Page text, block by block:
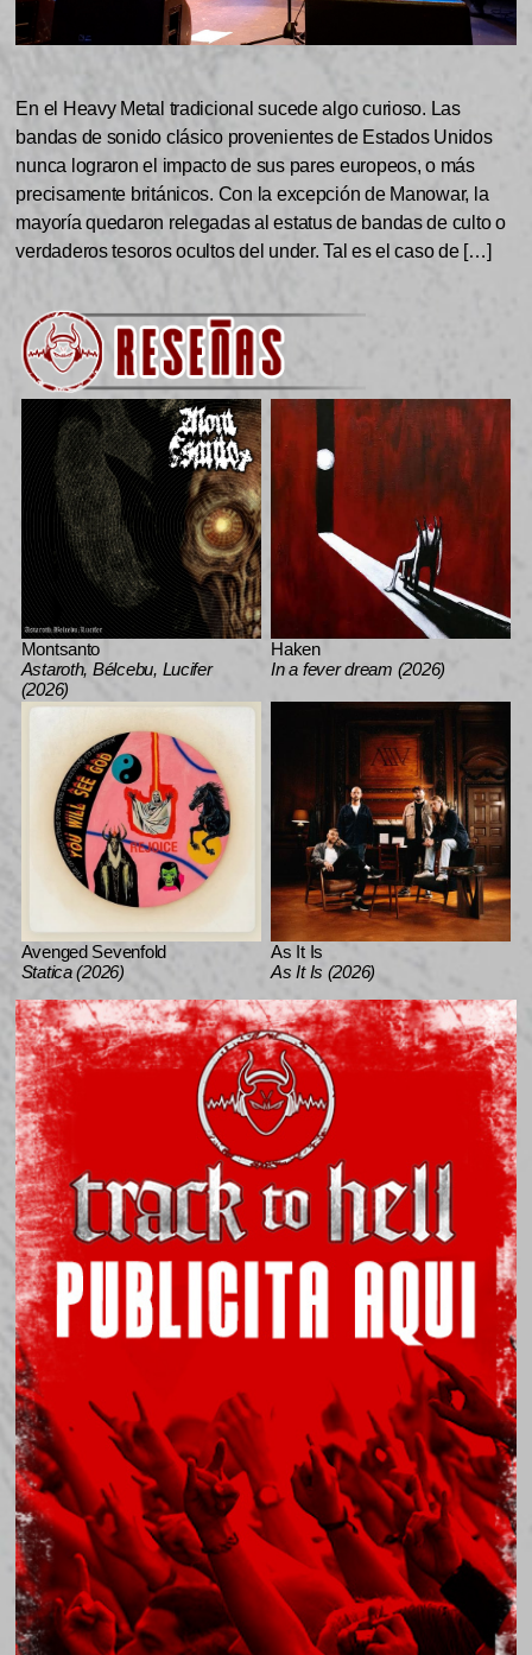
En el Heavy Metal tradicional sucede algo curioso. Las
bandas de sonido clásico provenientes de Estados Unidos
nunca lograron el impacto de sus pares europeos, o más
precisamente británicos. Con la excepción de Manowar, la
mayoría quedaron relegadas al estatus de bandas de culto o
verdaderos tesoros ocultos del under. Tal es el caso de […]
Montsanto
Astaroth, Bélcebu, Lucifer
(2026)
Haken
In a fever dream (2026)
Avenged Sevenfold
Statica (2026)
As It Is
As It Is (2026)